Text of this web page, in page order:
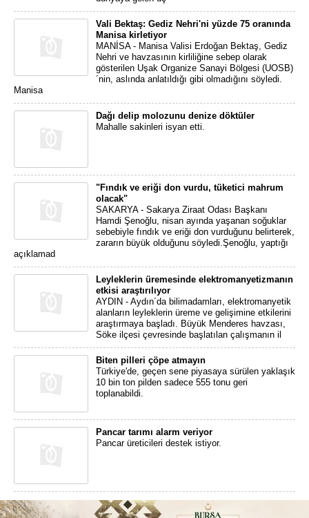
Vali Bektaş: Gediz Nehri'ni yüzde 75 oranında
Manisa kirletiyor
MANİSA - Manisa Valisi Erdoğan Bektaş, Gediz
Nehri ve havzasının kirliliğine sebep olarak
gösterilen Uşak Organize Sanayi Bölgesi (UOSB)
´nin, aslında anlatıldığı gibi olmadığını söyledi.
Manisa
Dağı delip molozunu denize döktüler
Mahalle sakinleri isyan etti.
"Fındık ve eriği don vurdu, tüketici mahrum
olacak"
SAKARYA - Sakarya Ziraat Odası Başkanı
Hamdi Şenoğlu, nisan ayında yaşanan soğuklar
sebebiyle fındık ve eriği don vurduğunu belirterek,
zararın büyük olduğunu söyledi.Şenoğlu, yaptığı
açıklamad
Leyleklerin üremesinde elektromanyetizmanın
etkisi araştırılıyor
AYDIN - Aydın´da bilimadamları, elektromanyetik
alanların leyleklerin üreme ve gelişimine etkilerini
araştırmaya başladı. Büyük Menderes havzası,
Söke ilçesi çevresinde başlatılan çalışmanın il
Biten pilleri çöpe atmayın
Türkiye'de, geçen sene piyasaya sürülen yaklaşık
10 bin ton pilden sadece 555 tonu geri
toplanabildi.
Pancar tarımı alarm veriyor
Pancar üreticileri destek istiyor.